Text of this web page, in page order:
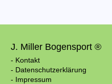
J. Miller Bogensport ®
- Kontakt
- Datenschutzerklärung
- Impressum